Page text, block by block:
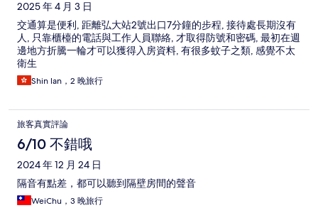
2025 年 4 月 3 日
交通算是便利, 距離弘大站2號出口7分鐘的步程, 接待處長期沒有
人, 只靠櫃檯的電話與工作人員聯絡, 才取得防號和密碼, 最初在週
邊地方折騰一輪才可以獲得入房資料, 有很多蚊子之類, 感覺不太
衛生
Shin lan，2 晚旅行
旅客真實評論
6/10 不錯哦
2024 年 12 月 24 日
隔音有點差，都可以聽到隔壁房間的聲音
WeiChu，3 晚旅行